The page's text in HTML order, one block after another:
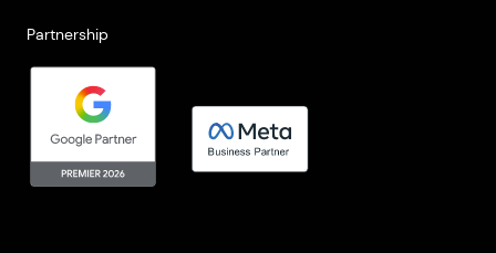
Partnership